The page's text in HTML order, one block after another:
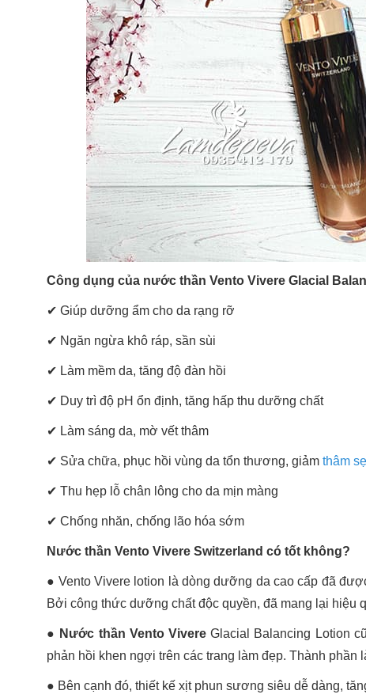
Công dụng của nước thần Vento Vivere Glacial
✔ Giúp dưỡng ẩm cho da rạng rỡ
✔ Ngăn ngừa khô ráp, sần sùi
✔ Làm mềm da, tăng độ đàn hồi
✔ Duy trì độ pH ổn định, tăng hấp thu dưỡng chất
✔ Làm sáng da, mờ vết thâm
✔ Sửa chữa, phục hồi vùng da tổn thương, giảm thâm
✔ Thu hẹp lỗ chân lông cho da mịn màng
✔ Chống nhăn, chống lão hóa sớm
Nước thần Vento Vivere Switzerland có tốt không?
● Vento Vivere lotion là dòng dưỡng da cao cấp đã
Bởi công thức dưỡng chất độc quyền, đã mang lại hiệu
● Nước thần Vento VivereGlacial Balancing Lotion
phản hồi khen ngợi trên các trang làm đẹp. Thành phần
● Bên cạnh đó, thiết kế xịt phun sương siêu dễ dàng,